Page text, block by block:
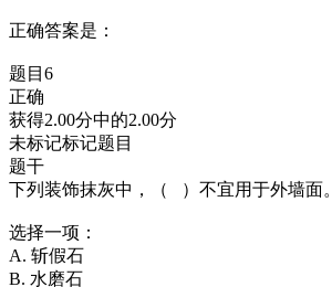
正确答案是：
题目6
正确
获得2.00分中的2.00分
未标记标记题目
题干
下列装饰抹灰中，（ ）不宜用于外墙面。
选择一项：
A. 斩假石
B. 水磨石